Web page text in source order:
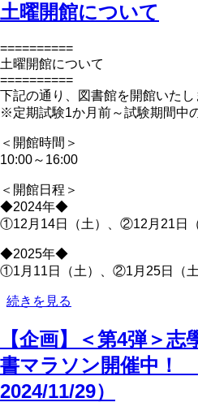
ス
マ
企
画】
「本
の
袋」
は
め
ま
し
た
の
土曜開館について
==========
土曜開館について
==========
下記の通り、図書館を開館いたし
※定期試験1か月前～試験期間中
＜開館時間＞
10:00～16:00
＜開館日程＞
◆2024年◆
①12月14日（土）、②12月21日（
◆2025年◆
①1月11日（土）、②1月25日（
土
開
館
に
つ
い
続きを見る
【企画】＜第4弾＞
書マラソン開催中！
2024/11/29）